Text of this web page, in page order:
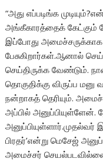
“அது எப்படிங்க
அங்கீகாரத்தைக் கேட்கும்
இப்போது அமைச்சருக்காக
பேசுகிறார்கள்.ஆனால்
செய்திருக்க வேண்டும்.
தொகுதிக்கு விருப்ப
நன்றாகத் தெரியும்.
அப்பில் அனுப்பியுள்ளேன்.
பிரதர்’என்று மெசேஜ்
அமைச்சர்